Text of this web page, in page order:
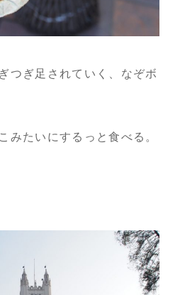
つぎ足されていく、なぞボ
みたいにするっと食べる。